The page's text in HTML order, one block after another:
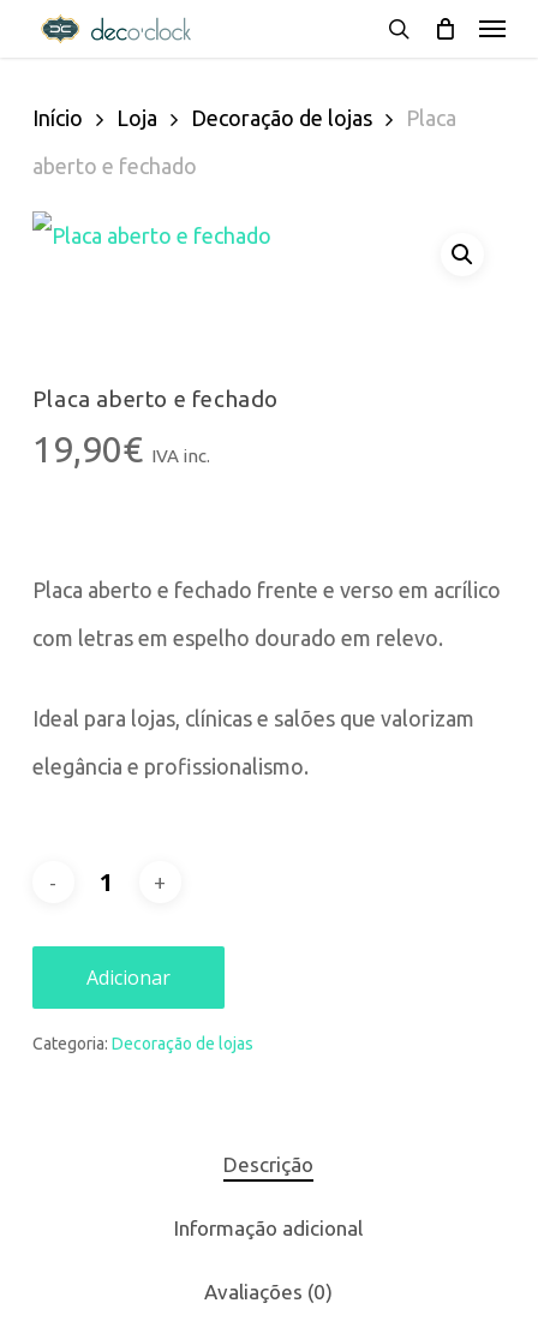
decoclock.pt
main
content
Menu
Início Loja Decoração de lojas
Placa
aberto e fechado
Placa aberto e fechado
19,90€ IVA inc.
Placa aberto e fechado frente e verso em acrílico
com letras em espelho dourado em relevo.
Ideal para lojas, clínicas e salões que valorizam
elegância e profissionalismo.
Adicionar
Categoria: Decoração de lojas
Descrição
Informação adicional
Avaliações (0)